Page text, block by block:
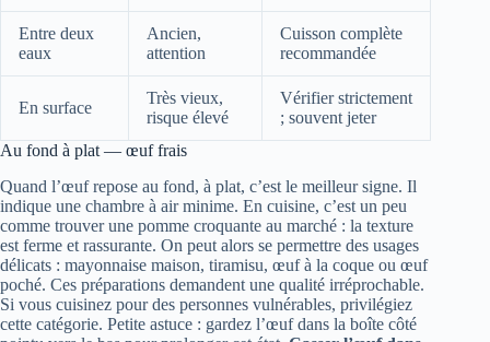
Entre deux
eaux
Ancien,
attention
Cuisson complète
recommandée
En surface
Très vieux,
risque élevé
Vérifier strictement
; souvent jeter
Au fond à plat — œuf frais
Quand l’œuf repose au fond, à plat, c’est le meilleur signe. Il
indique une chambre à air minime. En cuisine, c’est un peu
comme trouver une pomme croquante au marché : la texture
est ferme et rassurante. On peut alors se permettre des usages
délicats : mayonnaise maison, tiramisu, œuf à la coque ou œuf
poché. Ces préparations demandent une qualité irréprochable.
Si vous cuisinez pour des personnes vulnérables, privilégiez
cette catégorie. Petite astuce : gardez l’œuf dans la boîte côté